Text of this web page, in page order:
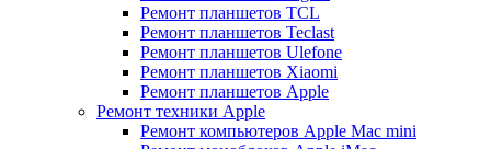
Ремонт планшетов TCL
Ремонт планшетов Teclast
Ремонт планшетов Ulefone
Ремонт планшетов Xiaomi
Ремонт планшетов Apple
Ремонт техники Apple
Ремонт компьютеров Apple Mac mini